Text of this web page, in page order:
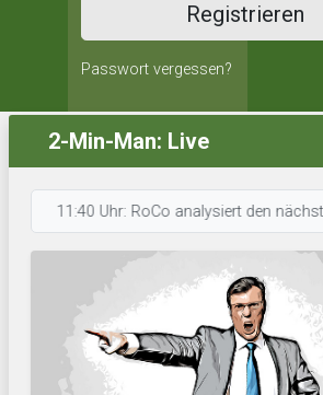
Registrieren
Passwort vergessen?
2-Min-Man: Live
11:40 Uhr: RoCo analysiert den